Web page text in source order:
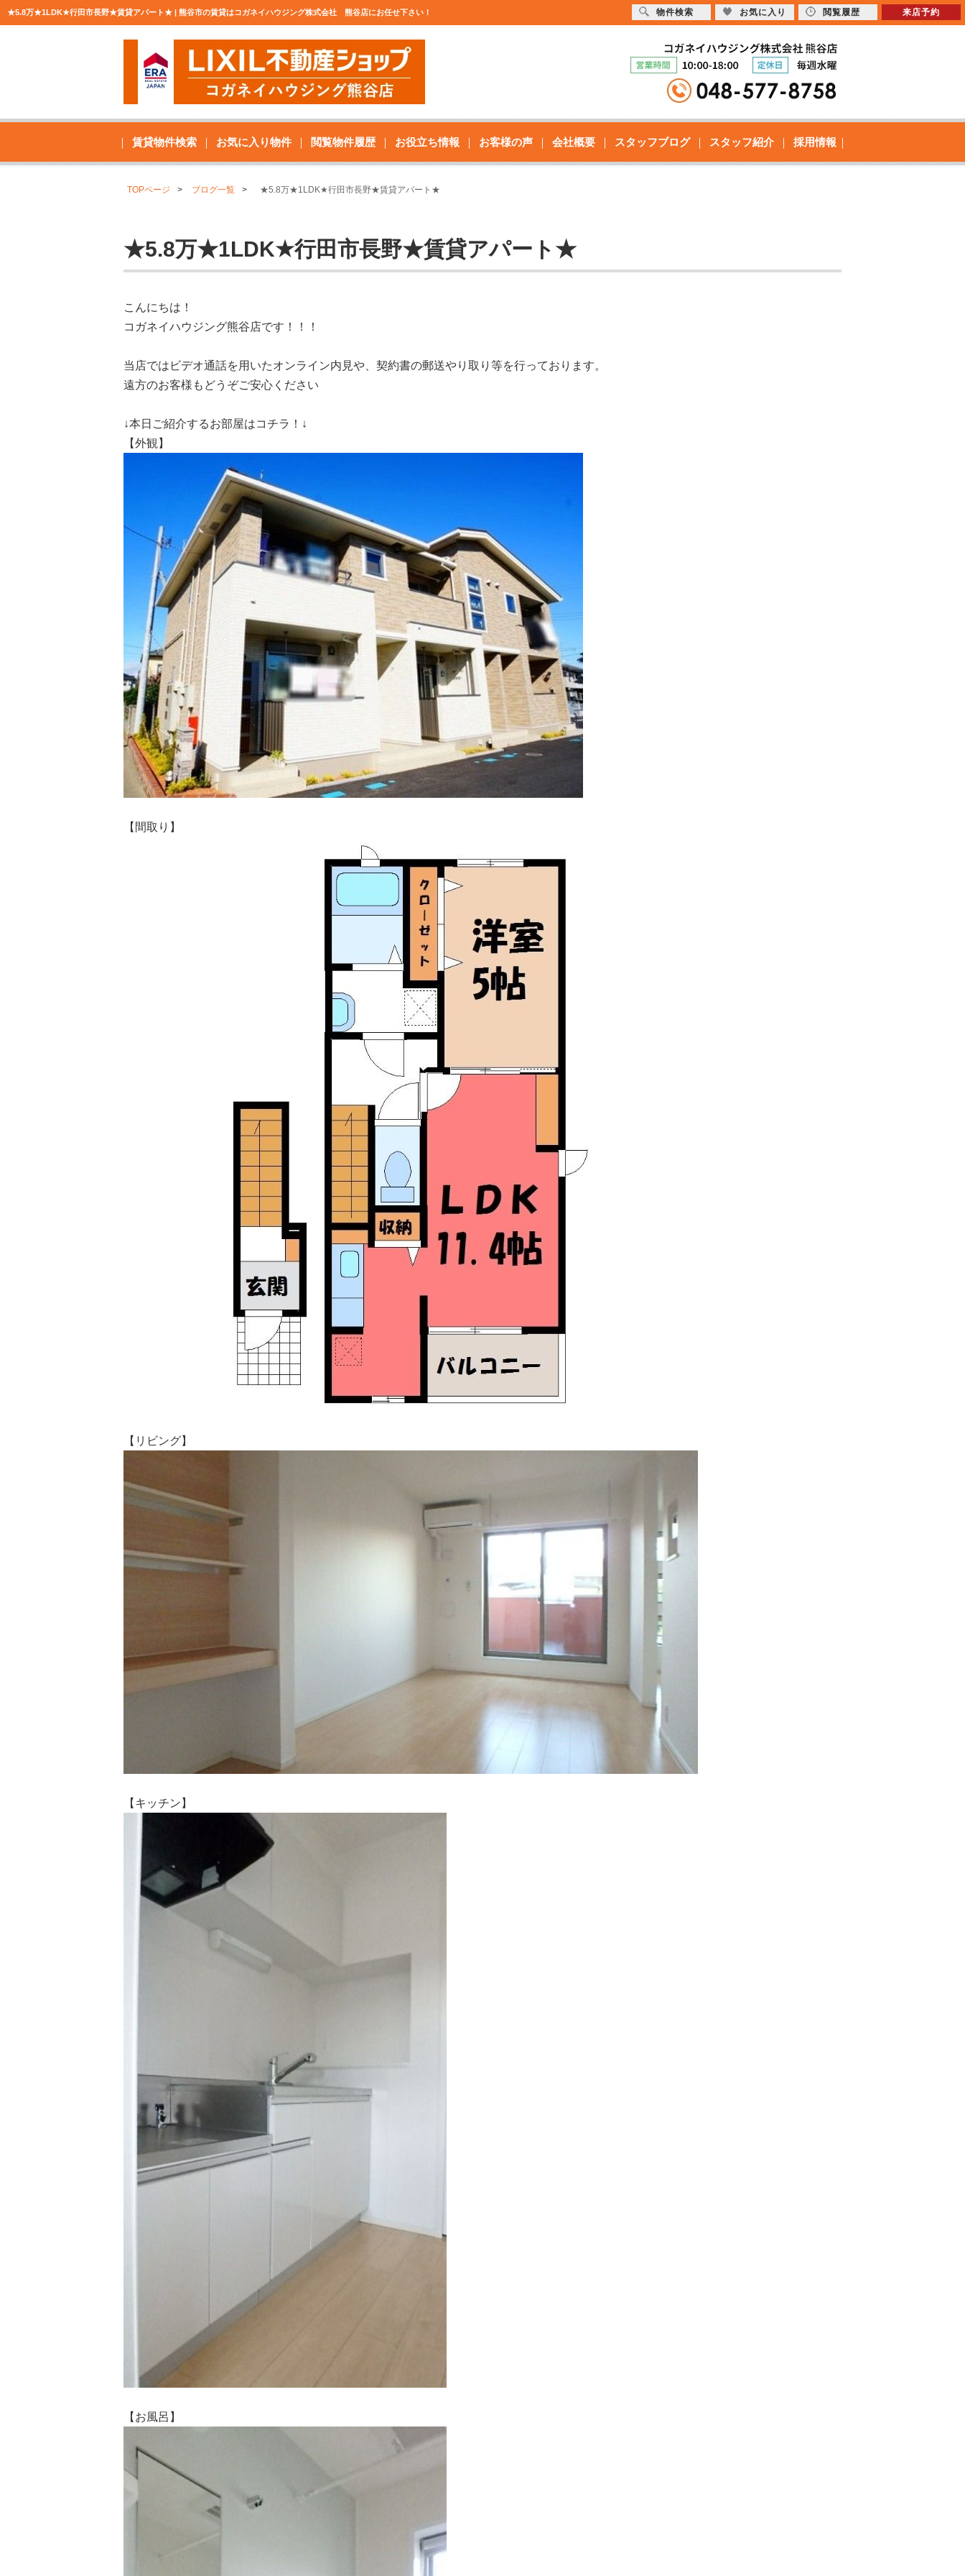
★5.8万★1LDK★行田市長野★賃貸アパート★ | 熊谷市の賃貸はコガネイハウジング株式会社 熊谷店にお任せ下さい！
賃貸物件検索 お気に入り物件 閲覧物件履歴 お役立ち情報 お客様の声 会社概要 スタッフブログ スタッフ紹介 採用情報
TOPページ ブログ一覧 ★5.8万★1LDK★行田市長野★賃貸アパート★
★5.8万★1LDK★行田市長野★賃貸アパート★
こんにちは！
コガネイハウジング熊谷店です！！！
当店ではビデオ通話を用いたオンライン内見や、契約書の郵送やり取り等を行っております。
遠方のお客様もどうぞご安心ください
↓本日ご紹介するお部屋はコチラ！↓
【外観】
【間取り】
【リビング】
【キッチン】
【お風呂】
物件検索 お気に入り 閲覧履歴 来店予約